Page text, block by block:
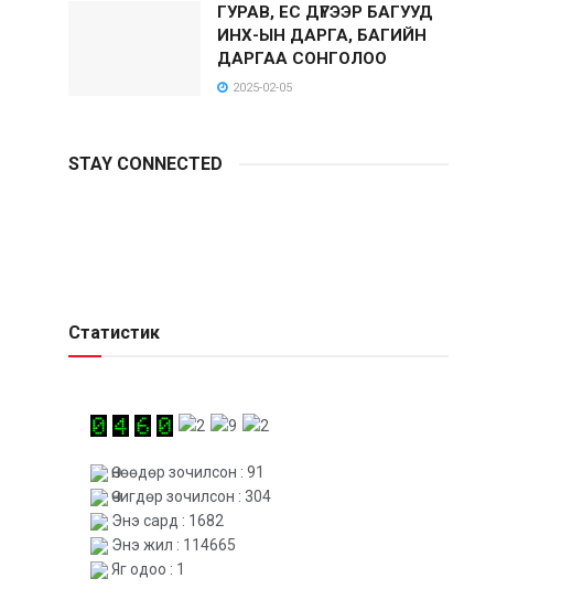
ГУРАВ, ЕС ДҮГЭЭР БАГУУД
ИНХ-ЫН ДАРГА, БАГИЙН
ДАРГАА СОНГОЛОО
2025-02-05
STAY CONNECTED
Статистик
Өнөөдөр зочилсон : 91
Өчигдөр зочилсон : 304
Энэ сард : 1682
Энэ жил : 114665
Яг одоо : 1